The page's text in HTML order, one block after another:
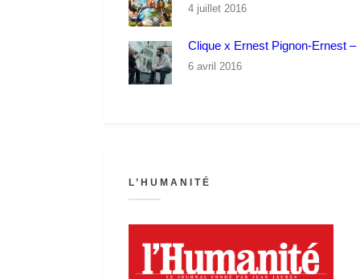
4 juillet 2016
Clique x Ernest Pignon-Ernest
6 avril 2016
L’HUMANITÉ